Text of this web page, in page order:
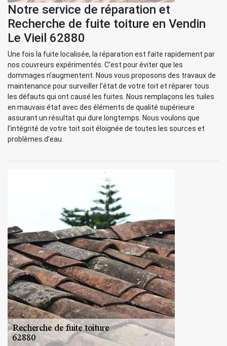
Notre service de réparation et
Recherche de fuite toiture en Vendin
Le Vieil 62880
Une fois la fuite localisée, la réparation est faite rapidement par
nos couvreurs expérimentés. C’est pour éviter que les
dommages n’augmentent. Nous vous proposons des travaux de
maintenance pour surveiller l’état de votre toit et réparer tous
les défauts qui ont causé les fuites. Nous remplaçons les tuiles
en mauvais état avec des éléments de qualité supérieure
assurant un résultat qui dure longtemps. Nous voulons que
l’intégrité de votre toit soit éloignée de toutes les sources et
problèmes d’eau.